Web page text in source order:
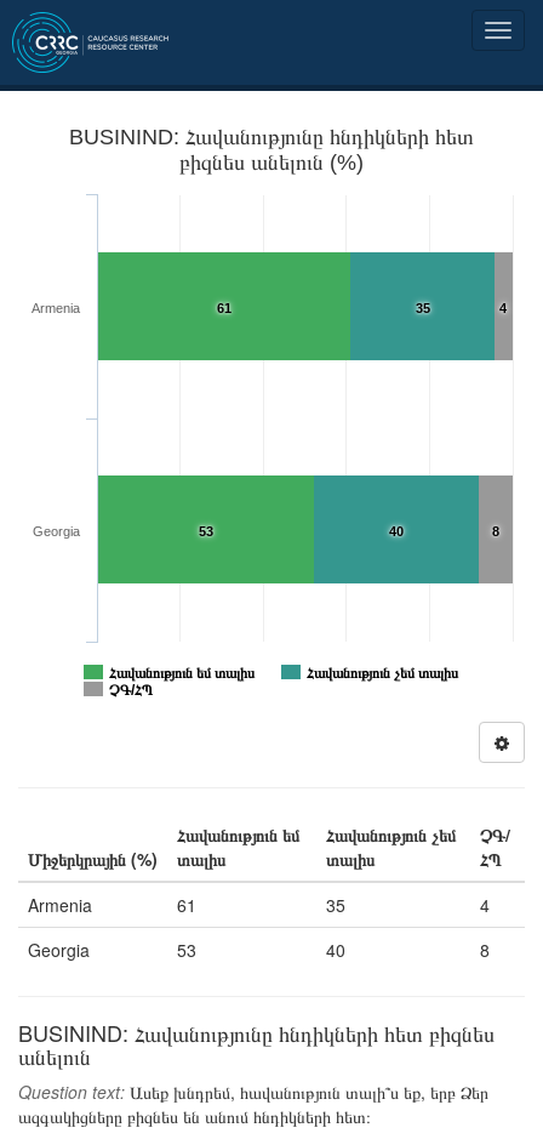
BUSININD: Հավանությունը հնդիկների հետ
բիզնես անելուն (%)
4
8
35
40
61
53
Հավանություն եմ տալիս
Հավանություն չեմ տալիս
ՉԳ/ՀՊ
Armenia
Georgia
Միջերկրային (%)
Հավանություն եմ
տալիս
Հավանություն չեմ
տալիս
ՉԳ/
ՀՊ
Armenia
61 35
4
Georgia
53 40 8
BUSININD: Հավանությունը հնդիկների հետ բիզնես
անելուն
Question text: Ասեք խնդրեմ, հավանություն տալի՞ս եք, երբ Ձեր
ազգակիցները բիզնես են անում հնդիկների հետ։